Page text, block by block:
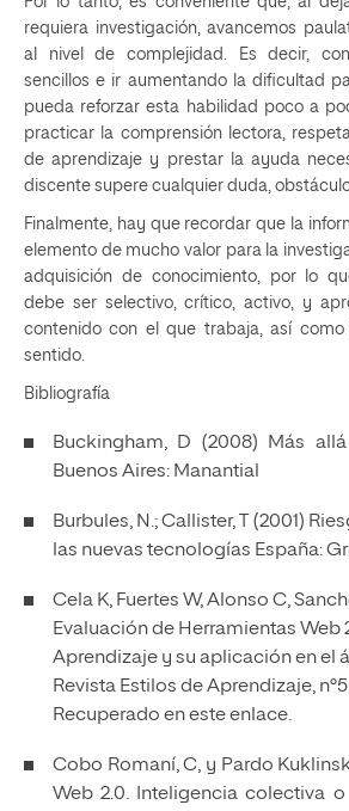
requiera investigación, avancemos
al nivel de complejidad. Es decir,
sencillos e ir aumentando la dificultad
pueda reforzar esta habilidad poco a
practicar la comprensión lectora,
de aprendizaje y prestar la ayuda
discente supere cualquier duda,
Finalmente, hay que recordar que la
elemento de mucho valor para la
adquisición de conocimiento, por lo
debe ser selectivo, crítico, activo, y
contenido con el que trabaja, así
sentido.
Bibliografía
Buckingham, D (2008) Más
Buenos Aires: Manantial
Burbules, N.; Callister, T (2001)
las nuevas tecnologías España:
Cela K, Fuertes W, Alonso C,
Evaluación de Herramientas Web
Aprendizaje y su aplicación en el
Revista Estilos de Aprendizaje,
Recuperado en este enlace.
Cobo Romaní, C, y Pardo
Web 2.0. Inteligencia colectiva